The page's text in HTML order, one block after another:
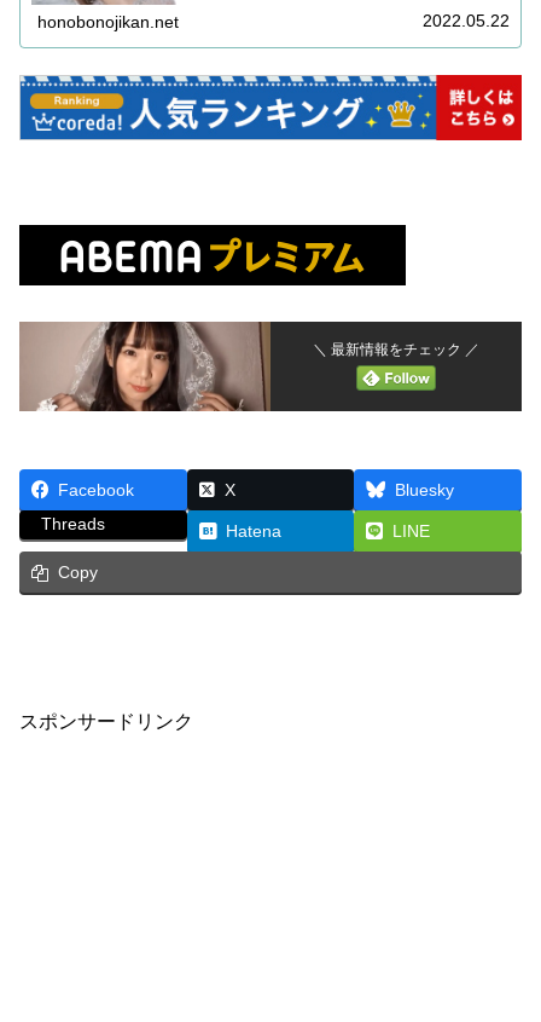
honobonojikan.net 2022.05.22
＼ 最新情報をチェック ／
Facebook X
Bluesky
Threads
Hatena LINE
Copy
スポンサードリンク